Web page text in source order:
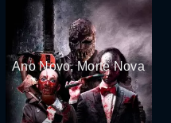
Ano Novo, Morte Nova